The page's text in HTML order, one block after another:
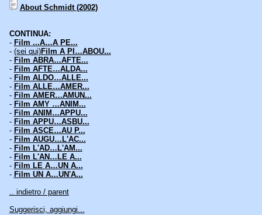
About Schmidt (2002)
CONTINUA:
- Film ...A…A PE...
- (sei qui)Film A PI…ABOU...
- Film ABRA…AFTE...
- Film AFTE…ALDA...
- Film ALDO…ALLE...
- Film ALLE…AMER...
- Film AMER…AMUN...
- Film AMY …ANIM...
- Film ANIM…APPU...
- Film APPU…ASBU...
- Film ASCE…AU P...
- Film AUGU…L'AC...
- Film L'AD…L'AM...
- Film L'AN…LE A...
- Film LE A…UN A...
- Film UN A…UN'A...
.. indietro / parent
Suggerisci, aggiungi...